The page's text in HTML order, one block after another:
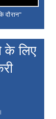
दौरान"
के लिए